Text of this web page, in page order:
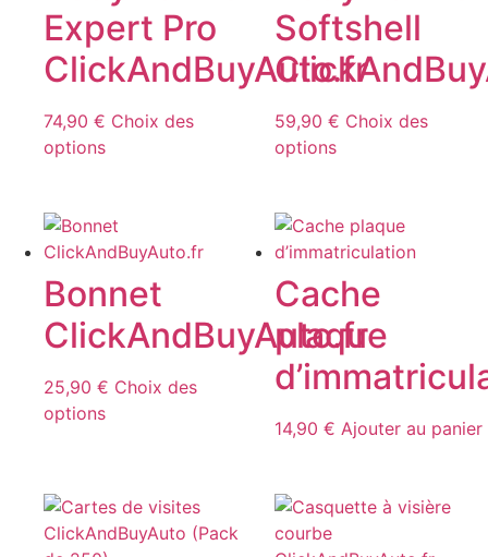
Expert Pro
ClickAndBuyAuto.fr
74,90 € Choix des
optionsCe
plusieurs
variations.
options
peuvent
choisies
produit
Softshell
59,90€ Choix des
optionsCe
plusieurs
variations.
Les
options
peuvent
être
choisies
la
produit
Bonnet
ClickAndBuyAuto.fr
25,90 € Choix des
optionsCe
variations.
Les
Cache
plaque
14,90€ Ajouter au panier